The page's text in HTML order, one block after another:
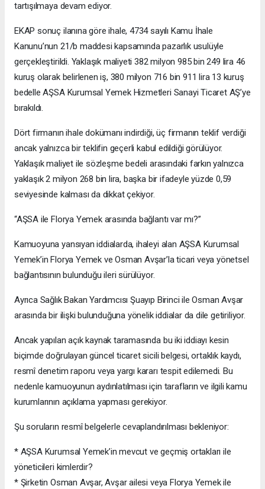
tartışılmaya devam ediyor.
EKAP sonuç ilanına göre ihale, 4734 sayılı Kamu İhale
Kanunu’nun 21/b maddesi kapsamında pazarlık usulüyle
gerçekleştirildi. Yaklaşık maliyeti 382 milyon 985 bin 249 lira 46
kuruş olarak belirlenen iş, 380 milyon 716 bin 911 lira 13 kuruş
bedelle AŞSA Kurumsal Yemek Hizmetleri Sanayi Ticaret AŞ’ye
bırakıldı.
Dört firmanın ihale dokümanı indirdiği, üç firmanın teklif verdiği
ancak yalnızca bir teklifin geçerli kabul edildiği görülüyor.
Yaklaşık maliyet ile sözleşme bedeli arasındaki farkın yalnızca
yaklaşık 2 milyon 268 bin lira, başka bir ifadeyle yüzde 0,59
seviyesinde kalması da dikkat çekiyor.
“AŞSA ile Florya Yemek arasında bağlantı var mı?”
Kamuoyuna yansıyan iddialarda, ihaleyi alan AŞSA Kurumsal
Yemek’in Florya Yemek ve Osman Avşar’la ticari veya yönetsel
bağlantısının bulunduğu ileri sürülüyor.
Ayrıca Sağlık Bakan Yardımcısı Şuayıp Birinci ile Osman Avşar
arasında bir ilişki bulunduğuna yönelik iddialar da dile getiriliyor.
Ancak yapılan açık kaynak taramasında bu iki iddiayı kesin
biçimde doğrulayan güncel ticaret sicili belgesi, ortaklık kaydı,
resmî denetim raporu veya yargı kararı tespit edilemedi. Bu
nedenle kamuoyunun aydınlatılması için tarafların ve ilgili kamu
kurumlarının açıklama yapması gerekiyor.
Şu soruların resmî belgelerle cevaplandırılması bekleniyor:
* AŞSA Kurumsal Yemek’in mevcut ve geçmiş ortakları ile
yöneticileri kimlerdir?
* Şirketin Osman Avşar, Avşar ailesi veya Florya Yemek ile